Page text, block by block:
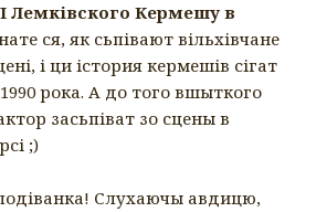
Лемківского Кермешу в
ся, як сьпівают вільхівчане
і ци істория кермешів сігат
рока. А до того вшыткого
засьпіват зо сцены в
;)
Слухаючы авдицю,